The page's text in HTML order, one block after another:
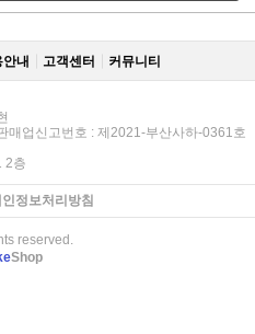
안내 고객센터 커뮤니티
매업신고번호 : 제2021-부산사하-0361호
2층
인정보처리방침
reserved.
Shop